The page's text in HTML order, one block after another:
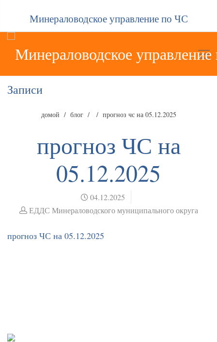
Минераловодское управление по ЧС
Записи
домой блог прогноз чс на 05.12.2025
прогноз ЧС на
05.12.2025
04.12.2025
ЕДДС Минераловодского муниципального округа
прогноз ЧС на 05.12.2025